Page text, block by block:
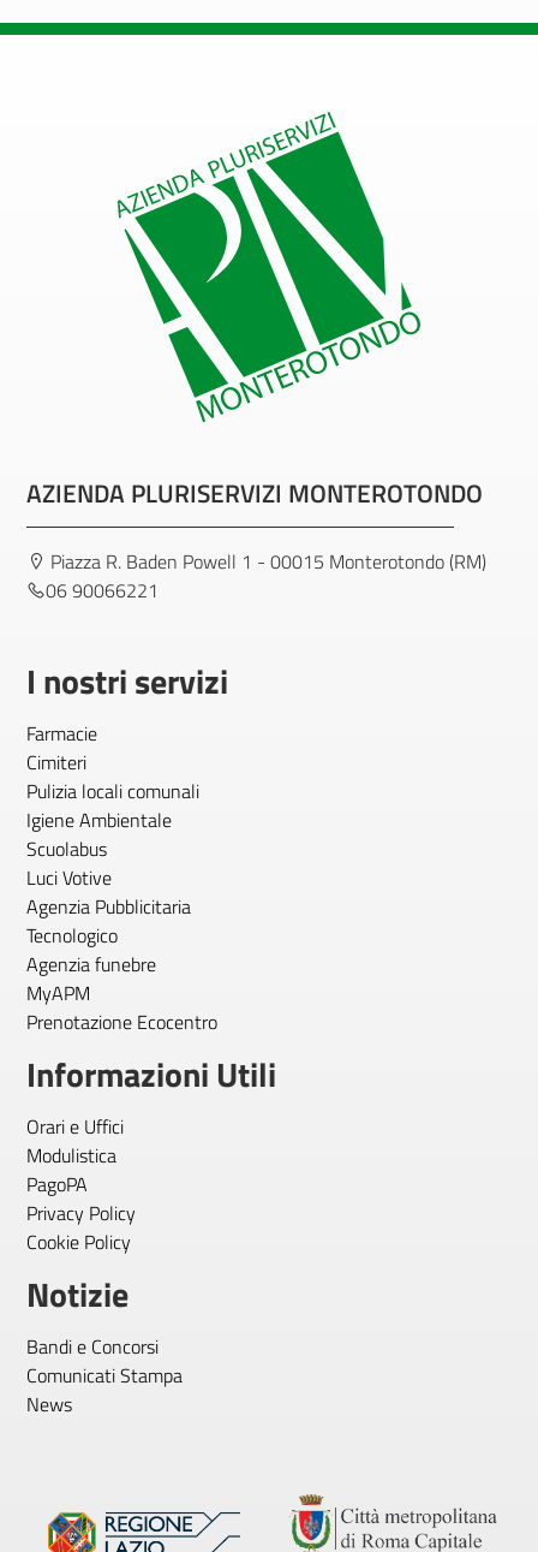
AZIENDA PLURISERVIZI MONTEROTONDO
Piazza R. Baden Powell 1 - 00015 Monterotondo (RM)
06 90066221
I nostri servizi
Farmacie
Cimiteri
Pulizia locali comunali
Igiene Ambientale
Scuolabus
Luci Votive
Agenzia Pubblicitaria
Tecnologico
Agenzia funebre
MyAPM
Prenotazione Ecocentro
Informazioni Utili
Orari e Uffici
Modulistica
PagoPA
Privacy Policy
Cookie Policy
Notizie
Bandi e Concorsi
Comunicati Stampa
News